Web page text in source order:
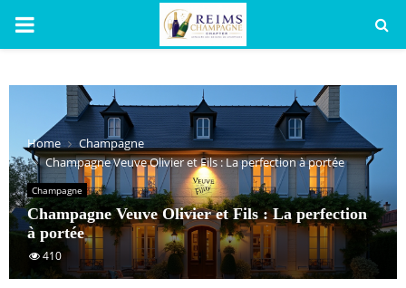
PRIMARY
Home
Champagne
Champagne Veuve Olivier et Fils : La perfection à portée
Champagne
Champagne Veuve Olivier et Fils : La perfection
à portée
410